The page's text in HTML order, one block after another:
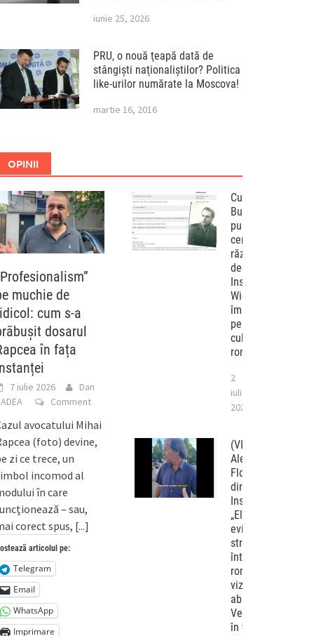
iunie 25, 2026
PRU, o nouă ţeapă dată de
stângişti naţionaliştilor? Politica
like-urilor numărate la Moscova!
martie 16, 2016
OPINII
muchie de
cum s-a
dosarul
în fața
7 iulie 2026
Dan
Comment
avocatului Mihai
(foto) devine,
zi ce trece, un
incomod al
în care
– sau,
corect spus, [...]
articolul pe:
Telegram
Email
WhatsApp
Imprimare
Curtea de Apel
București a
pus capac
cenzurii
războiului
declarat de
Institutul „Elie
Wiesel”
împotriva
personalităților
culturii
românești
2
iulie
2026
(VIDEO)
Alexandru
Florian,
directorul
Institutului
„Elie Wiesel”,
evită pe
stradă
întrebările
românlor
vizați de
abuziva lege
Vexler chiar
în timp ce